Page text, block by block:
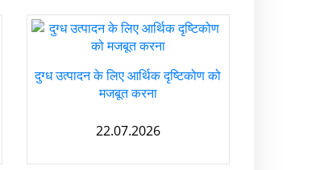
दुग्ध उत्पादन के लिए आर्थिक दृष्टिकोण को
मजबूत करना
22.07.2026